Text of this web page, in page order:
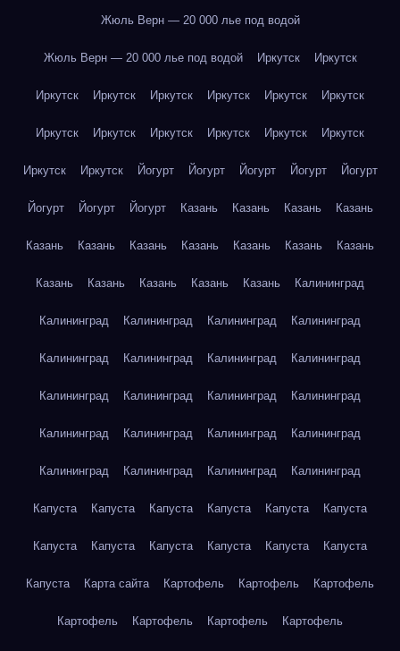
Жюль Верн — 20 000 лье под водой
Жюль Верн — 20 000 лье под водой Иркутск Иркутск
Иркутск Иркутск Иркутск Иркутск Иркутск Иркутск
Иркутск Иркутск Иркутск Иркутск Иркутск Иркутск
Иркутск Иркутск Йогурт Йогурт Йогурт Йогурт Йогурт
Йогурт Йогурт Йогурт Казань Казань Казань Казань
Казань Казань Казань Казань Казань Казань Казань
Казань Казань Казань Казань Казань Калининград
Калининград Калининград Калининград Калининград
Калининград Калининград Калининград Калининград
Калининград Калининград Калининград Калининград
Калининград Калининград Калининград Калининград
Калининград Калининград Калининград Калининград
Капуста Капуста Капуста Капуста Капуста Капуста
Капуста Капуста Капуста Капуста Капуста Капуста
Капуста Карта сайта Картофель Картофель Картофель
Картофель Картофель Картофель Картофель